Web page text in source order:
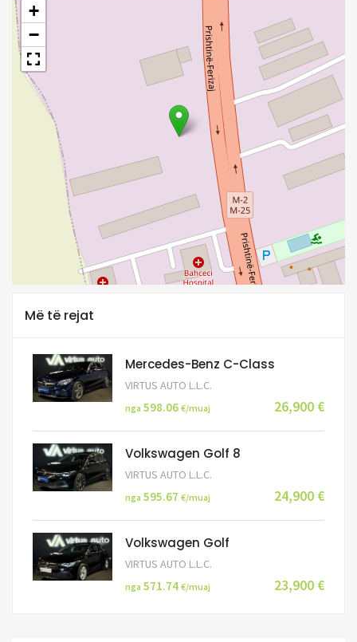
+
−
Më të rejat
Mercedes-Benz C-Class
VIRTUS AUTO L.L.C.
nga 598.06 €/muaj 26,900 €
Volkswagen Golf 8
VIRTUS AUTO L.L.C.
nga 595.67 €/muaj 24,900 €
Volkswagen Golf
VIRTUS AUTO L.L.C.
nga 571.74 €/muaj 23,900 €